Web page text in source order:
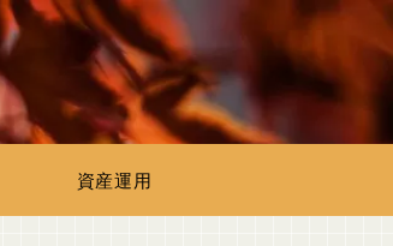
資産運用